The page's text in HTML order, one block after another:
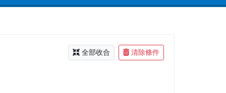
全部收合 清除條件